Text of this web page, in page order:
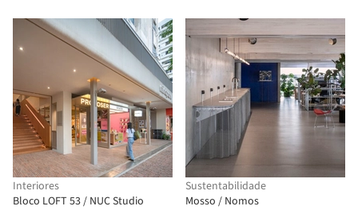
Interiores
Bloco LOFT 53 / NUC Studio
Sustentabilidade
Mosso / Nomos